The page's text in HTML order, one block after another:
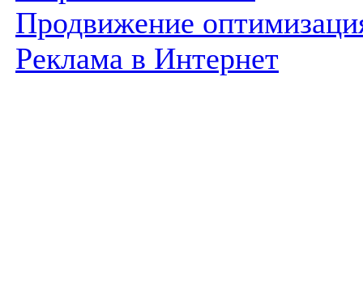
Продвижение
Реклама в Интернет